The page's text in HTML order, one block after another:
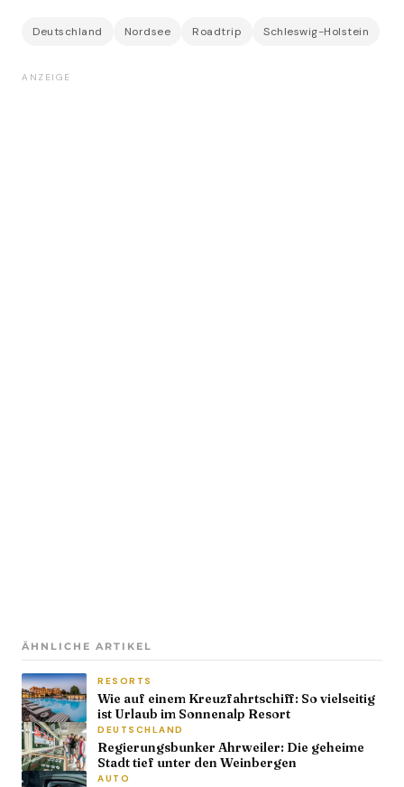
Deutschland Nordsee Roadtrip Schleswig-Holstein
ANZEIGE
ÄHNLICHE ARTIKEL
RESORTS
Wie auf einem Kreuzfahrtschiff: So vielseitig
ist Urlaub im Sonnenalp Resort
DEUTSCHLAND
Regierungsbunker Ahrweiler: Die geheime
Stadt tief unter den Weinbergen
AUTO